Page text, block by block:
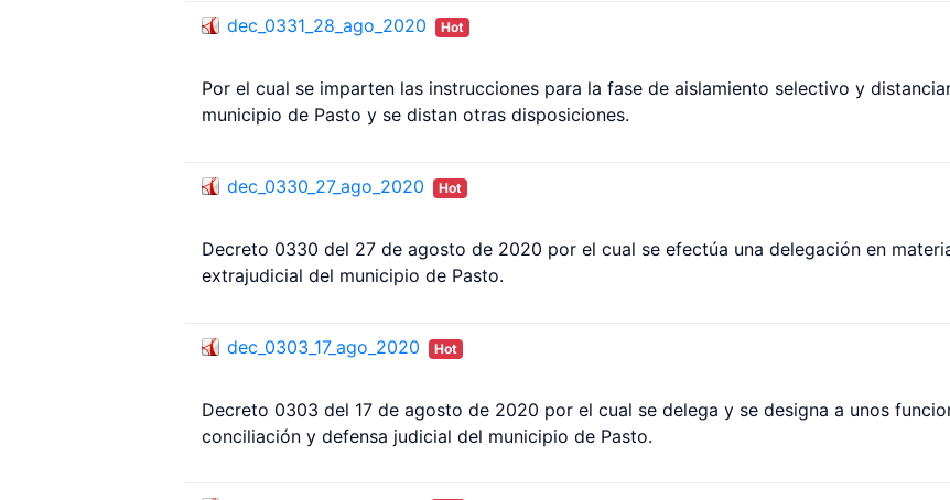
dec_0331_28_ago_2020 Hot
Por el cual se imparten las instrucciones para la fase de aislamiento selectivo y
municipio de Pasto y se distan otras disposiciones.
dec_0330_27_ago_2020 Hot
Decreto 0330 del 27 de agosto de 2020 por el cual se efectúa una delegación en
extrajudicial del municipio de Pasto.
dec_0303_17_ago_2020 Hot
Decreto 0303 del 17 de agosto de 2020 por el cual se delega y se designa a unos
conciliación y defensa judicial del municipio de Pasto.